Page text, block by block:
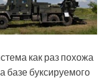
как раз похожа
базе буксируемого